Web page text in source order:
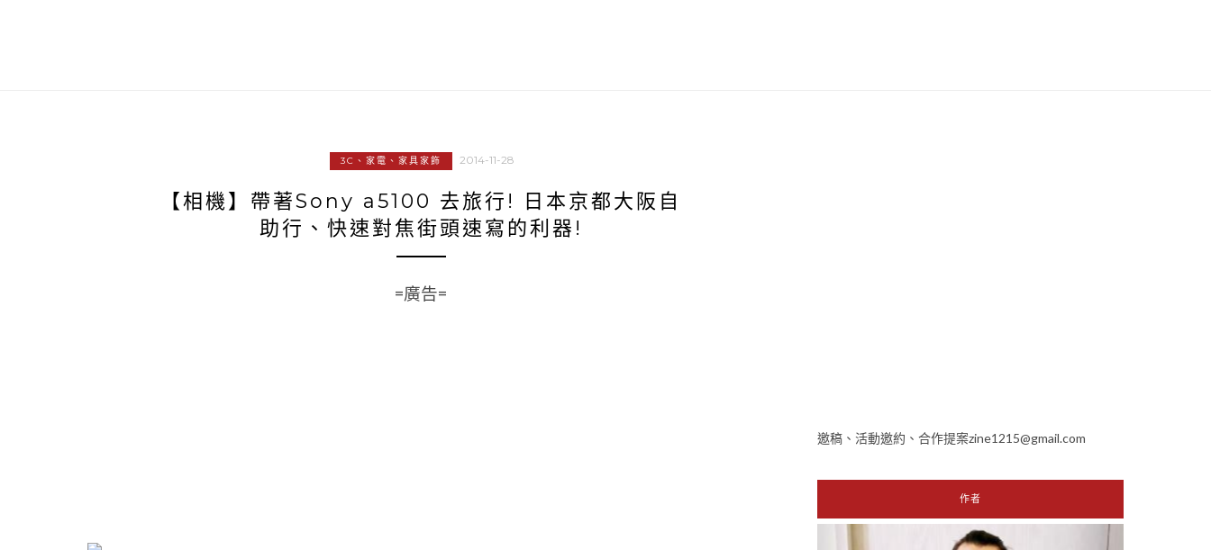
3C、家電、家具家飾 2014-11-28
【相機】帶著Sony a5100 去旅行! 日本京都大阪自
助行、快速對焦街頭速寫的利器!
=廣告=
邀稿、活動邀約、合作提案zine1215@gmail.com
作者